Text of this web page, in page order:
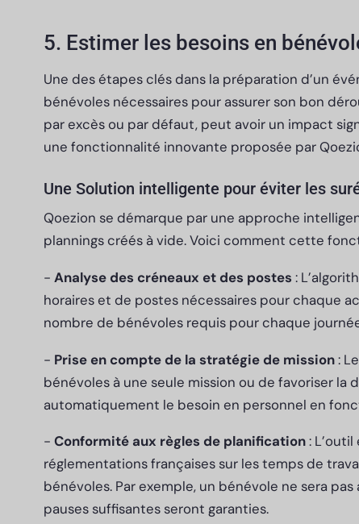
5. Estimer les besoins en
Une des étapes clés dans la préparation d’un
bénévoles nécessaires pour assurer son bon
par excès ou par défaut, peut avoir un impact
une fonctionnalité innovante proposée par
Une Solution intelligente pour éviter les
Qoezion se démarque par une approche
plannings créés à vide. Voici comment cette
- Analyse des créneaux et des postes :
horaires et de postes nécessaires pour chaque
nombre de bénévoles requis pour chaque
- Prise en compte de la stratégie de mission:
bénévoles à une seule mission ou de favoriser la
automatiquement le besoin en personnel en
- Conformité aux règles de planification:
réglementations françaises sur les temps de
bénévoles. Par exemple, un bénévole ne sera
pauses suffisantes seront garanties.